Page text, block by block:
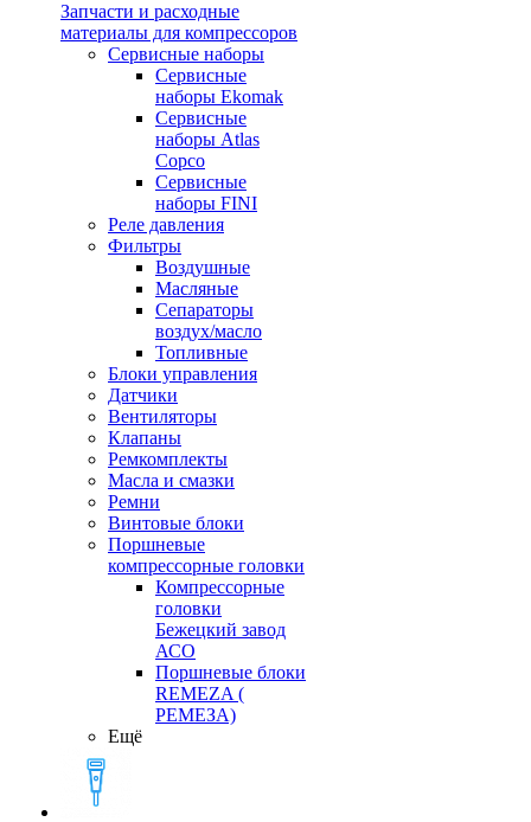
Запчасти и расходные
материалы для компрессоров
Cервисные наборы
Сервисные
наборы Ekomak
Cервисные
наборы Atlas
Copco
Сервисные
наборы FINI
Реле давления
Фильтры
Воздушные
Масляные
Сепараторы
воздух/масло
Топливные
Блоки управления
Датчики
Вентиляторы
Клапаны
Ремкомплекты
Масла и смазки
Ремни
Винтовые блоки
Поршневые
компрессорные головки
Компрессорные
головки
Бежецкий завод
АСО
Поршневые блоки
REMEZA (
РЕМЕЗА)
Ещё